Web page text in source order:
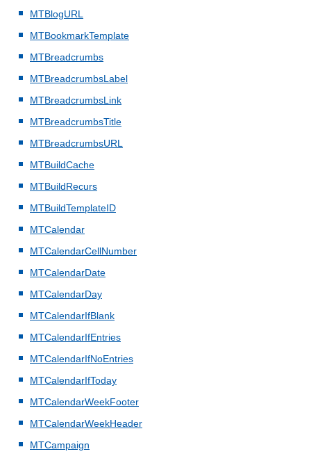
MTBlogURL
MTBookmarkTemplate
MTBreadcrumbs
MTBreadcrumbsLabel
MTBreadcrumbsLink
MTBreadcrumbsTitle
MTBreadcrumbsURL
MTBuildCache
MTBuildRecurs
MTBuildTemplateID
MTCalendar
MTCalendarCellNumber
MTCalendarDate
MTCalendarDay
MTCalendarIfBlank
MTCalendarIfEntries
MTCalendarIfNoEntries
MTCalendarIfToday
MTCalendarWeekFooter
MTCalendarWeekHeader
MTCampaign